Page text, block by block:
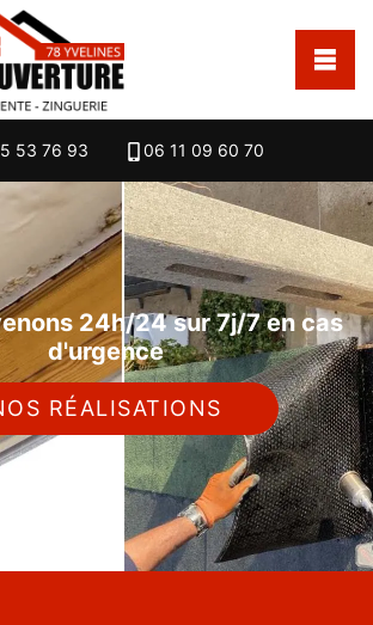
53 76 93 06 11 09 60 70
24h/24 sur 7j/7 en cas
d'urgence
RÉALISATIONS